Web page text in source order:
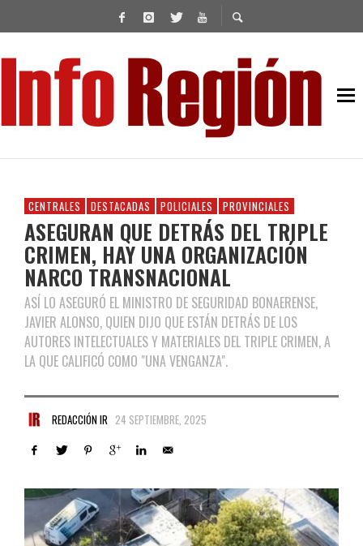
CENTRALES DESTACADAS POLICIALES PROVINCIALES
ASEGURAN QUE DETRÁS DEL TRIPLE
CRIMEN, HAY UNA ORGANIZACIÓN
NARCO TRANSNACIONAL
ASÍ LO ASEGURÓ EL MINISTRO DE SEGURIDAD BONAERENSE,
JAVIER ALONSO, QUIEN DIJO QUE ESTÁN DETRÁS DE LOS
AUTORES INTELECTUALES Y MATERIALES DEL TRIPLE CRIMEN, A
LA QUE CALIFICÓ COMO "UNA VENGANZA".
REDACCIÓN IR 24 SEPTIEMBRE, 2025